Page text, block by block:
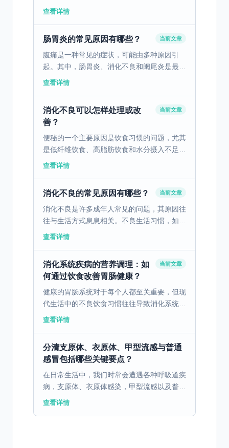
的疾病。不健康的饮食习惯，如暴饮暴食、进
查看详情
肠胃炎的常见原因有哪些？ 当前文章
腹痛是一种常见的症状，可能由多种原因引
起。其中，肠胃炎、消化不良和阑尾炎是最常
见的三个原因。肠胃炎是由病毒、细菌或寄生
查看详情
消化不良可以怎样处理或改
善？
当前文章
便秘的一个主要原因是饮食习惯的问题，尤其
是低纤维饮食、高脂肪饮食和水分摄入不足。
这些饮食习惯会导致胃肠蠕动减慢，粪便变得
查看详情
消化不良的常见原因有哪些？ 当前文章
消化不良是许多成年人常见的问题，其原因往
往与生活方式息息相关。不良生活习惯，如不
规律的作息和饮食习惯，可能导致胃肠功能失
查看详情
消化系统疾病的营养调理：如
何通过饮食改善胃肠健康？
当前文章
健康的胃肠系统对于每个人都至关重要，但现
代生活中的不良饮食习惯往往导致消化系统疾
病的高发。通过科学合理的饮食调理，可以有
查看详情
分清支原体、衣原体、甲型流感与普通
感冒包括哪些关键要点？
在日常生活中，我们时常会遭遇各种呼吸道疾
病，支原体、衣原体感染，甲型流感以及普通
感冒便是其中较为常见的类型。尽管它们都可
查看详情